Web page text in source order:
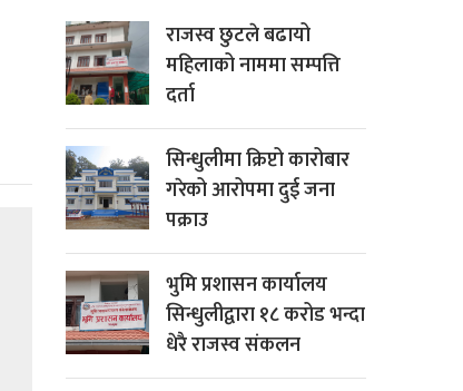
राजस्व छुटले बढायो
महिलाको नाममा सम्पत्ति
दर्ता
सिन्धुलीमा क्रिप्टो कारोबार
गरेको आरोपमा दुई जना
पक्राउ
भुमि प्रशासन कार्यालय
सिन्धुलीद्वारा १८ करोड भन्दा
धेरै राजस्व संकलन